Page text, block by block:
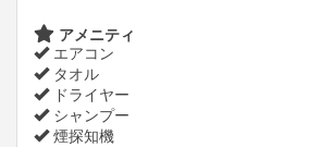
アメニティ
エアコン
タオル
ドライヤー
シャンプー
煙探知機